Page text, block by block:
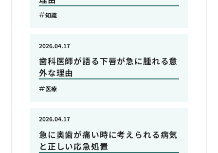
知識
歯科医師が語る下唇が急に腫れる意
外な理由
2026.04.17
医療
急に奥歯が痛い時に考えられる病気
と正しい応急処置
2026.04.17